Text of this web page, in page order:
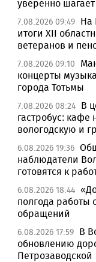
уверенно
7.08.2026 09:49 На
итоги XII
ветеранов и
7.08.2026 09:10
концерты
города Тотьмы
7.08.2026 08:24 В
гастробус: кафе
вологодскую и
6.08.2026 19:36
наблюдатели
готовятся к
6.08.2026 18:44
полгода работы
обращений
6.08.2026 17:59 В
обновлению
Петрозаводской